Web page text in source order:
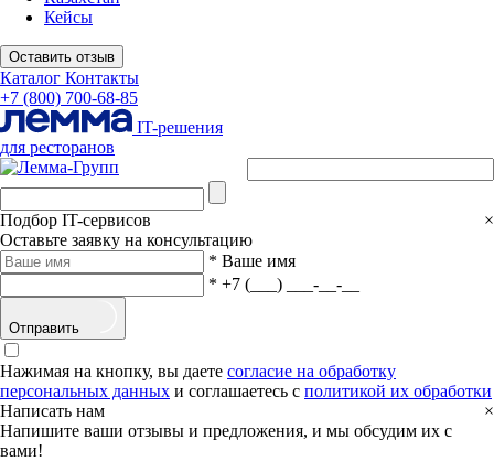
Кейсы
Оставить отзыв
Каталог Контакты
+7 (800) 700-68-85
IT-решения
для ресторанов
Подбор IT-сервисов
×
Оставьте заявку на консультацию
* Ваше имя
* +7 (___) ___-__-__
Отправить
Нажимая на кнопку, вы даете согласие на обработку
персональных данных и соглашаетесь с политикой их обработки
Написать нам
×
Напишите ваши отзывы и предложения, и мы обсудим их с
вами!